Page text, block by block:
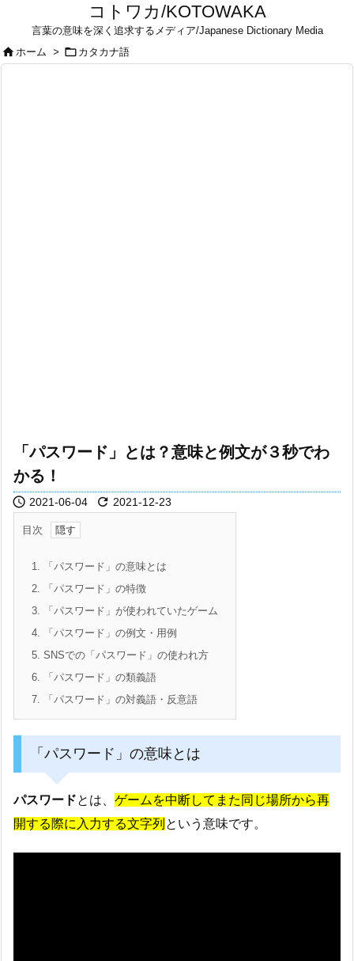
コトワカ/KOTOWAKA
言葉の意味を深く追求するメディア/Japanese Dictionary Media
ホーム >  カタカナ語
「パスワード」とは？意味と例文が３秒でわ
かる！
 2021-06-04  2021-12-23
目次
1. 「パスワード」の意味とは
2. 「パスワード」の特徴
3. 「パスワード」が使われていたゲーム
4. 「パスワード」の例文・用例
5. SNSでの「パスワード」の使われ方
6. 「パスワード」の類義語
7. 「パスワード」の対義語・反意語
「パスワード」の意味とは
パスワードとは、 ゲームを中断してまた同じ場所から再
開する際に入力する文字列 という意味です。